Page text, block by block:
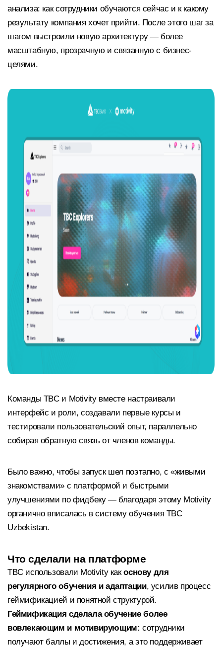
анализа: как сотрудники обучаются сейчас и к какому
результату компания хочет прийти. После этого шаг за
шагом выстроили новую архитектуру — более
масштабную, прозрачную и связанную с бизнес-
целями.
Команды TBC и Motivity вместе настраивали
интерфейс и роли, создавали первые курсы и
тестировали пользовательский опыт, параллельно
собирая обратную связь от членов команды.
Было важно, чтобы запуск шел поэтапно, с «живыми
знакомствами» с платформой и быстрыми
улучшениями по фидбеку — благодаря этому Motivity
органично вписалась в систему обучения TBC
Uzbekistan.
Что сделали на платформе
TBC использовали Motivity какоснову для
регулярного обучения и адаптации, усилив процесс
геймификацией и понятной структурой.
Геймификация сделала обучение более
вовлекающим и мотивирующим: сотрудники
получают баллы и достижения, а это поддерживает